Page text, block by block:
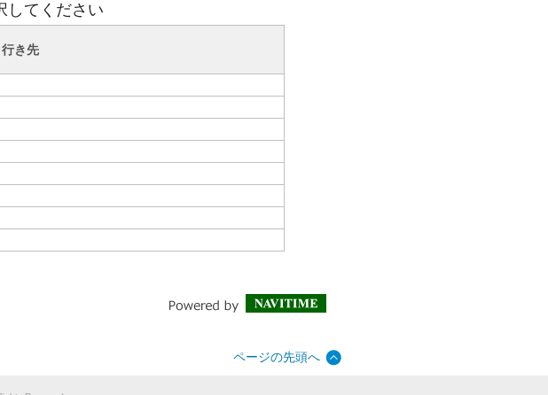
してください
き先
ページの先頭へ